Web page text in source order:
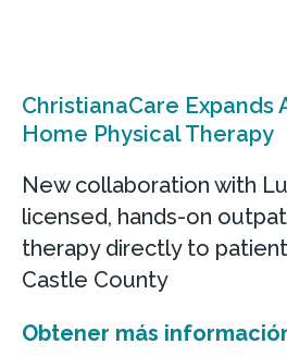
ChristianaCare Expands
Home Physical Therapy
New collaboration with
licensed, hands-on
therapy directly to
Castle County
Obtener más